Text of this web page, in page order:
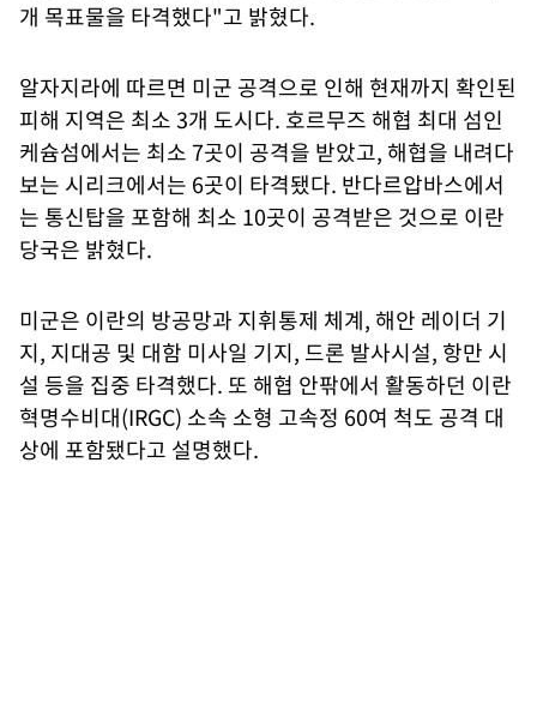
개 목표물을 타격했다"고 밝혔다.
알자지라에 따르면 미군 공격으로 인해 현재까지 확인된
피해 지역은 최소 3개 도시다. 호르무즈 해협 최대 섬인
케슘섬에서는 최소 7곳이 공격을 받았고, 해협을 내려다
보는 시리크에서는 6곳이 타격됐다. 반다르압바스에서
는 통신탑을 포함해 최소 10곳이 공격받은 것으로 이란
당국은 밝혔다.
미군은 이란의 방공망과 지휘통제 체계, 해안 레이더 기
지, 지대공 및 대함 미사일 기지, 드론 발사시설, 항만 시
설 등을 집중 타격했다. 또 해협 안팎에서 활동하던 이란
혁명수비대(IRGC) 소속 소형 고속정 60여 척도 공격 대
상에 포함됐다고 설명했다.